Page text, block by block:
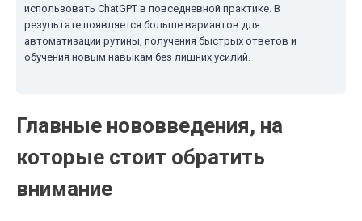
использовать ChatGPT в повседневной практике. В
результате появляется больше вариантов для
автоматизации рутины, получения быстрых ответов и
обучения новым навыкам без лишних усилий.
Главные нововведения, на
которые стоит обратить
внимание